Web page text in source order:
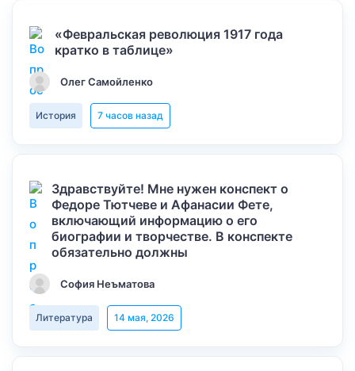
«Февральская революция 1917 года
кратко в таблице»
Олег Самойленко
История 7 часов назад
Здравствуйте! Мне нужен конспект о
Федоре Тютчеве и Афанасии Фете,
включающий информацию о его
биографии и творчестве. В конспекте
обязательно должны
София Неъматова
Литература 14 мая, 2026